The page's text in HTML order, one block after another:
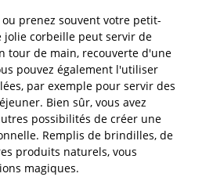
prenez souvent votre petit-
jolie corbeille peut servir de
tour de main, recouverte d'une
pouvez également l'utiliser
par exemple pour servir des
Bien sûr, vous avez
possibilités de créer une
Remplis de brindilles, de
produits naturels, vous
magiques.